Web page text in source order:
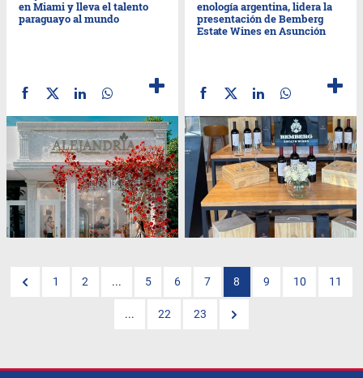
en Miami y lleva el talento
paraguayo al mundo
enología argentina, lidera la
presentación de Bemberg
Estate Wines en Asunción
1 2 ... 5 6 7 8 9 10 11
... 22 23